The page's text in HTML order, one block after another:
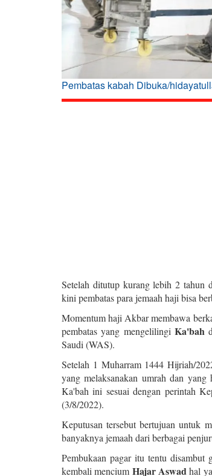
Pembatas kabah Dibuka/
Setelah ditutup kurang lebih 2 tahun
kini pembatas para jemaah haji bisa
Momentum haji Akbar membawa
pembatas yang mengelilingi Ka'bah
Saudi (WAS).
Setelah 1 Muharram 1444 Hijriah/
yang melaksanakan umrah dan yang
Ka'bah ini sesuai dengan perintah
(3/8/2022).
Keputusan tersebut bertujuan untuk
banyaknya jemaah dari berbagai
Pembukaan pagar itu tentu disambut
kembali mencium Hajar Aswadhal